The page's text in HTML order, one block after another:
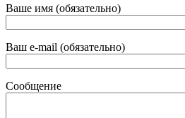
Ваше имя (обязательно)
Ваш e-mail (обязательно)
Сообщение